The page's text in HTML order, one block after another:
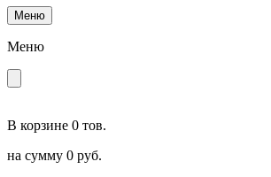
Меню
Меню
В корзине 0 тов.
на сумму 0 руб.